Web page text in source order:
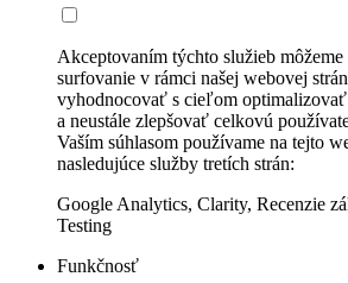
Akceptovaním týchto služieb
surfovanie v rámci našej webovej
vyhodnocovať s cieľom optimalizovať
a neustále zlepšovať celkovú
Vaším súhlasom používame na tejto
nasledujúce služby tretích strán:
Google Analytics, Clarity, Recenzie
Testing
Funkčnosť